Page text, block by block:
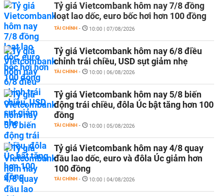
Tỷ giá Vietcombank hôm nay 7/8 đồng
loạt lao dốc, euro bốc hơi hơn 100 đồng
TÀI CHÍNH - 10:00 | 07/08/2026
Tỷ giá Vietcombank hôm nay 6/8 điều
chỉnh trái chiều, USD sụt giảm nhẹ
TÀI CHÍNH - 10:00 | 06/08/2026
Tỷ giá Vietcombank hôm nay 5/8 biến
động trái chiều, đôla Úc bật tăng hơn 100
đồng
TÀI CHÍNH - 10:00 | 05/08/2026
Tỷ giá Vietcombank hôm nay 4/8 quay
đầu lao dốc, euro và đôla Úc giảm hơn
100 đồng
TÀI CHÍNH - 10:00 | 04/08/2026